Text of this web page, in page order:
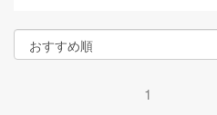
1